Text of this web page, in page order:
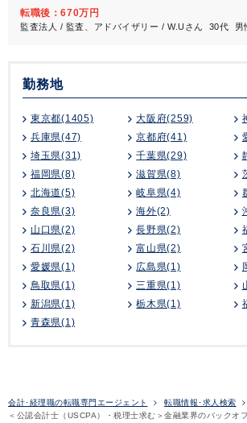
転職後：670万円
監査法人 / 監査、アドバイザリー / W.Uさん 30代 男
勤務地
東京都(1405) 大阪府(259)
兵庫県(47)
京都府(41)
埼玉県(31)
千葉県(29)
福岡県(8)
滋賀県(8)
北海道(5)
岐阜県(4)
奈良県(3)
海外(2)
山口県(2)
長野県(2)
石川県(2)
富山県(2)
愛媛県(1)
広島県(1)
鳥取県(1)
三重県(1)
新潟県(1)
栃木県(1)
青森県(1)
会計･経理職の転職専門エージェント 転職情報･求人検索
＜公認会計士（USCPA）・税理士求む＞金融業界のバックオ